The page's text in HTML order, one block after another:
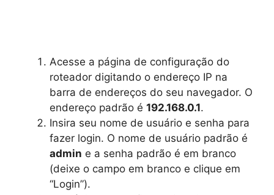
Acesse a página de configuração do
roteador digitando o endereço IP na
barra de endereços do seu navegador. O
endereço padrão é 192.168.0.1.
Insira seu nome de usuário e senha para
fazer login. O nome de usuário padrão é
admin e a senha padrão é em branco
(deixe o campo em branco e clique em
“Login”).